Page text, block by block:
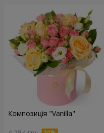
Композиція "Vanilla"